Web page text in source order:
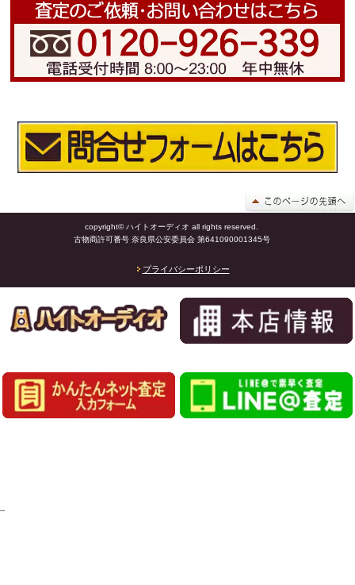
copyright© ハイトオーディオ all rights reserved.
古物商許可番号 奈良県公安委員会 第641090001345号
プライバシーポリシー